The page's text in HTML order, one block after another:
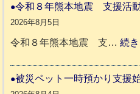
令和８年熊本地震 支援活
2026年8月5日
令和８年熊本地震 支…続
被災ペット一時預かり支援